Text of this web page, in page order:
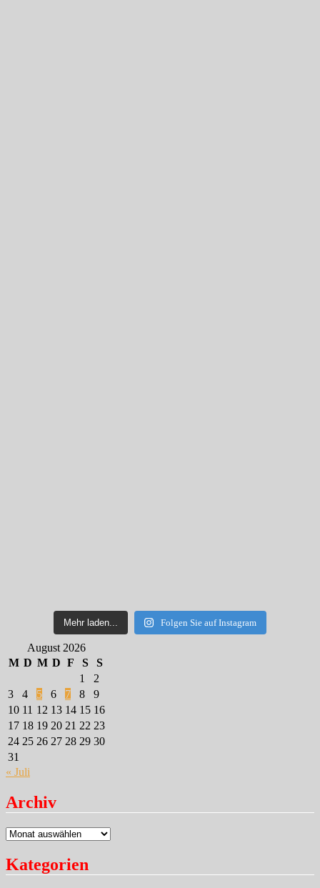
Mehr laden... Folgen Sie auf Instagram
August 2026
M D M D F S
S
1
2
3
4 5 6 7 8
9
10 11 12 13 14 15 16
17 18 19 20 21 22 23
24 25 26 27 28 29 30
31
« Juli
Archiv
Archiv
Kategorien